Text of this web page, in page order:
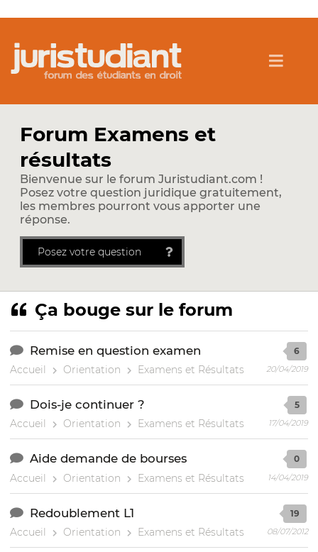
Forum Examens et
résultats
Bienvenue sur le forum Juristudiant.com !
Posez votre question juridique gratuitement,
les membres pourront vous apporter une
réponse.
Posez votre question
Ça bouge sur le forum
Remise en question examen
Accueil Orientation Examens et Résultats
6
20/04/2019
Dois-je continuer ?
Accueil Orientation Examens et Résultats
5
17/04/2019
Aide demande de bourses
Accueil Orientation Examens et Résultats
0
14/04/2019
Redoublement L1
Accueil Orientation Examens et Résultats
19
08/07/2012